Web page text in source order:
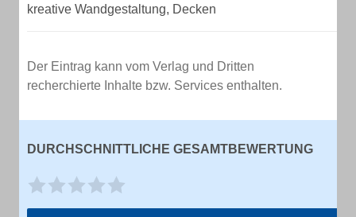
kreative Wandgestaltung, Decken
Der Eintrag kann vom Verlag und Dritten
recherchierte Inhalte bzw. Services enthalten.
DURCHSCHNITTLICHE GESAMTBEWERTUNG